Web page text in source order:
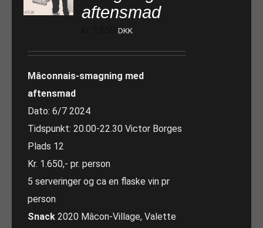
aftensmad
DKK
Mâconnais-smagning med
aftensmad
Dato: 6/7 2024
Tidspunkt: 20.00-22.30 Victor Borges
Plads 12
Kr. 1.650,- pr. person
5 serveringer og ca en flaske vin pr
person
Snack 2020 Mâcon-Village, Valette